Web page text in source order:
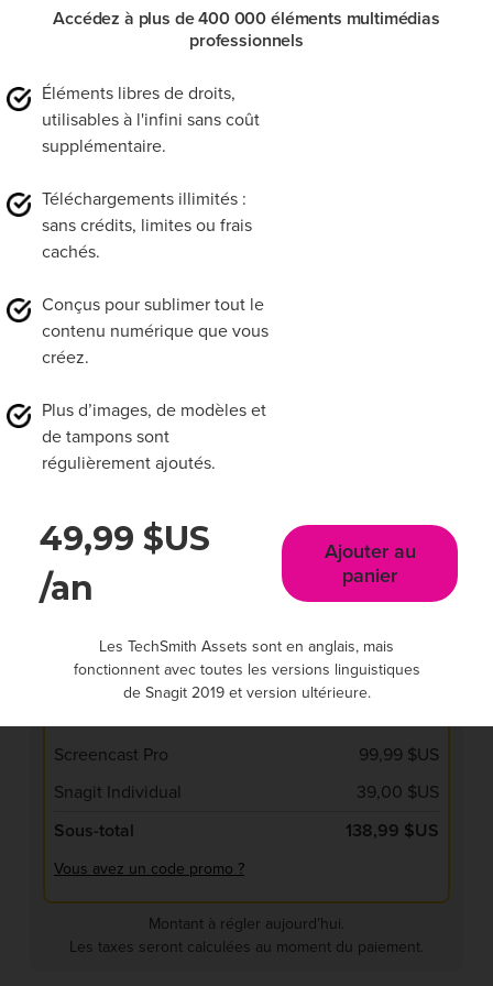
Accédez à plus de 400 000 éléments multimédias
professionnels
Éléments libres de droits,
utilisables à l'infini sans coût
supplémentaire.
Téléchargements illimités :
sans crédits, limites ou frais
cachés.
Conçus pour sublimer tout le
contenu numérique que vous
créez.
Plus d’images, de modèles et
de tampons sont
régulièrement ajoutés.
49,99 $US
/an
Ajouter au
panier
Les TechSmith Assets sont en anglais, mais
fonctionnent avec toutes les versions linguistiques
de Snagit 2019 et version ultérieure.
Camtasia Snagit™
Capture et d’enregistrement d’écran avec
Plus:
Accès àCamtasia® Online
Partagez jusqu’à 25 vidéos sur
Recommandé pour vous
partager vos connaissances
Premium Snagit Assets
49,99 $US
Récapitulatif de la commande
Screencast Pro
99,99 $US
Snagit Individual
39,00 $US
Sous-total
138,99 $US
Vous avez un code promo ?
Montant à régler aujourd’hui.
Les taxes seront calculées au moment du paiement.